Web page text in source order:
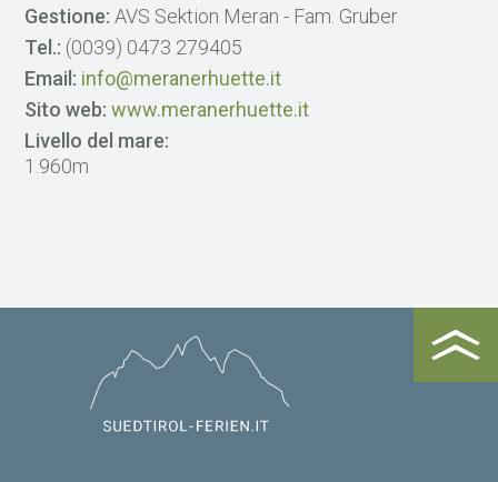
Gestione:AVS Sektion Meran - Fam. Gruber
Tel.: (0039) 0473 279405
Email: info@meranerhuette.it
Sito web:www.meranerhuette.it
Livello del mare:
1.960m